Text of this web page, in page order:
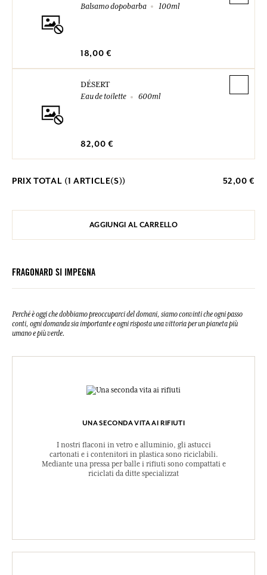
Balsamo dopobarba 100ml
18,00 €
DÉSERT
Eau de toilette
600ml
82,00 €
PRIX TOTAL (1 ARTICLE(S)) 52,00 €
AGGIUNGI AL CARRELLO
FRAGONARD SI IMPEGNA
Perché è oggi che dobbiamo preoccuparci del domani, siamo convinti che ogni passo
conti, ogni domanda sia importante e ogni risposta una vittoria per un pianeta più
umano e più verde.
UNA SECONDA VITA AI RIFIUTI
I nostri flaconi in vetro e alluminio, gli astucci
cartonati e i contenitori in plastica sono riciclabili.
Mediante una pressa per balle i rifiuti sono compattati e
riciclati da ditte specializzat